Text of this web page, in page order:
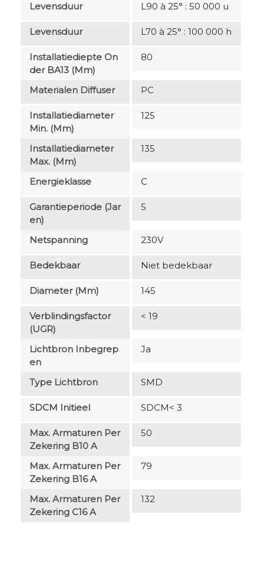
Levensduur L90 à 25° : 50 000 u
Levensduur L70 à 25° : 100 000 h
Installatiediepte On
Der BA13 (mm)
80
Materialen Diffuser PC
Installatiediameter
Min. (mm)
125
Installatiediameter
Max. (mm)
135
Energieklasse C
Garantieperiode (jar
En)
5
Netspanning 230V
Bedekbaar Niet bedekbaar
Diameter (mm) 145
Verblindingsfactor
(UGR)
< 19
Lichtbron Inbegrep
En
Ja
Type Lichtbron SMD
SDCM Initieel SDCM< 3
Max. Armaturen Per
Zekering B10 A
50
Max. Armaturen Per
Zekering B16 A
79
Max. Armaturen Per
Zekering C16 A
132